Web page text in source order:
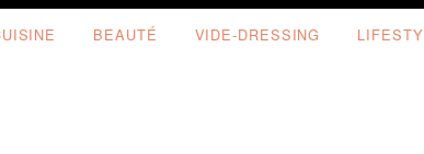
BEAUTÉ VIDE-DRESSING